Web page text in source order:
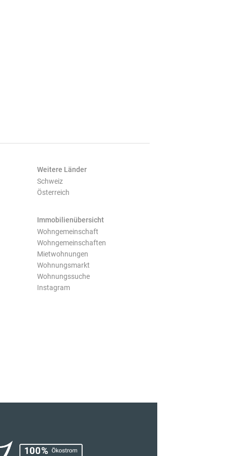
Weitere Länder
Schweiz
Österreich
Immobilienübersicht
Wohngemeinschaft
Wohngemeinschaften
Mietwohnungen
Wohnungsmarkt
Wohnungssuche
Instagram